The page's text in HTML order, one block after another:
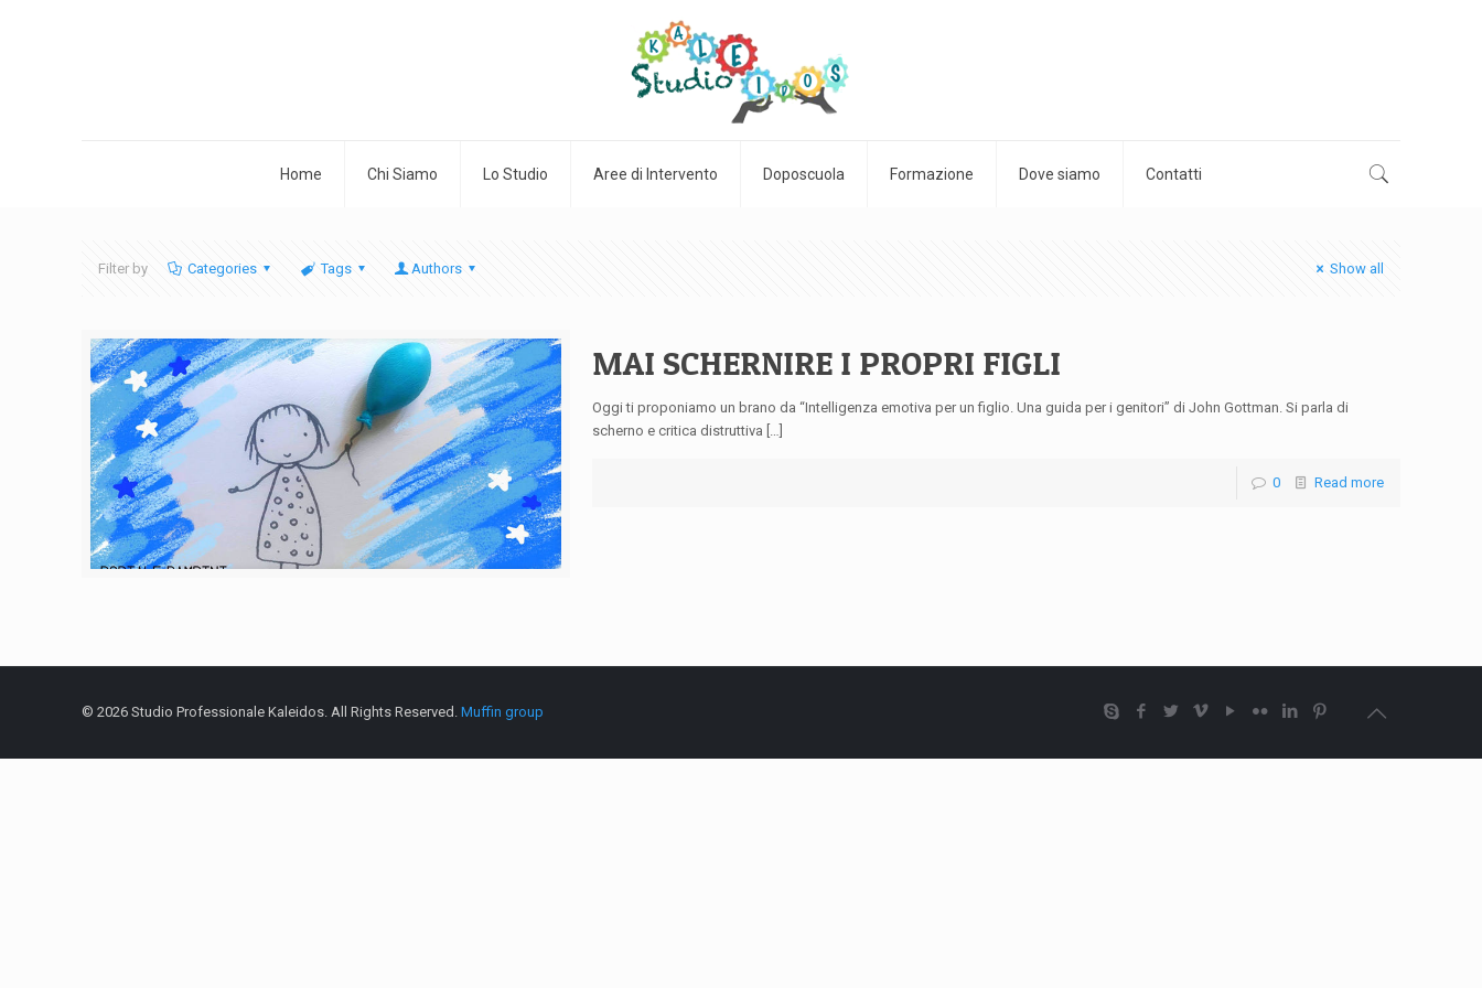
Home Chi Siamo Lo Studio Aree di Intervento Doposcuola Formazione Dove siamo Contatti
Filter by Categories Tags Authors Show all
MAI SCHERNIRE I PROPRI FIGLI
Oggi ti proponiamo un brano da “Intelligenza emotiva per un figlio. Una guida per i genitori” di John Gottman. Si parla di
scherno e critica distruttiva […]
0 Read more
© 2026 Studio Professionale Kaleidos. All Rights Reserved.Muffin group